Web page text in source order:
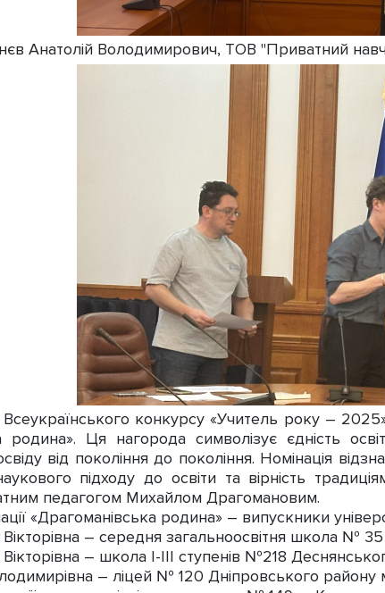
Анатолій Володимирович, ТОВ "Приватний
конкурсу «Учитель року –
родина». Ця нагорода символізує єдність
від покоління до покоління. Номінація
підходу до освіти та вірність
педагогом Михайлом Драгомановим.
«Драгоманівська родина» – випускники
– середня загальноосвітня школа №
– школа І-ІІІ ступенів №218
– ліцей № 120 Дніпровського району